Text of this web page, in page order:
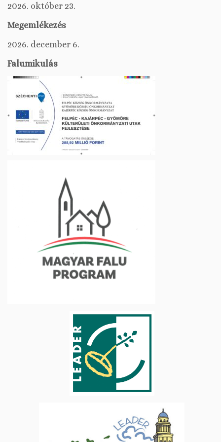
2026. október 23.
Megemlékezés
2026. december 6.
Falumikulás